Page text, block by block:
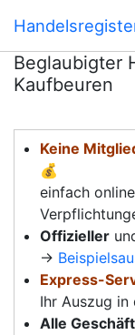
Beglaubigter
Kaufbeuren
Keine
💰
einfach
Offizieller
→
Express-
Ihr Auszug in
Alle